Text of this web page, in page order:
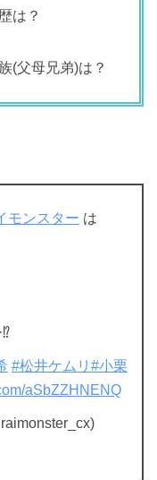
は？
(父母兄弟)は？
モンスター は
#松井ケムリ #小栗
aSbZZHNENQ